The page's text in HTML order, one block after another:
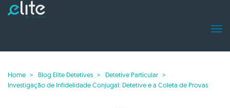
Home Blog Elite Detetives
Detetive Particular
Investigação de Infidelidade Conjugal: Detetive e a Coleta de Provas